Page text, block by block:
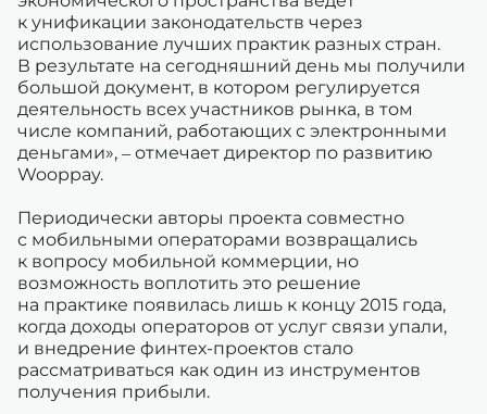
к унификации законодательств через
использование лучших практик разных стран.
В результате на сегодняшний день мы получили
большой документ, в котором регулируется
деятельность всех участников рынка, в том
числе компаний, работающих с электронными
деньгами», – отмечает директор по развитию
Wooppay.
Периодически авторы проекта совместно
с мобильными операторами возвращались
к вопросу мобильной коммерции, но
возможность воплотить это решение
на практике появилась лишь к концу 2015 года,
когда доходы операторов от услуг связи упали,
и внедрение финтех-проектов стало
рассматриваться как один из инструментов
получения прибыли.